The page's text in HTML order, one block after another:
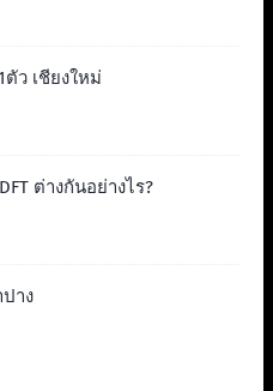
ตัว เชียงใหม่
ต่างกันอย่างไร?
าง